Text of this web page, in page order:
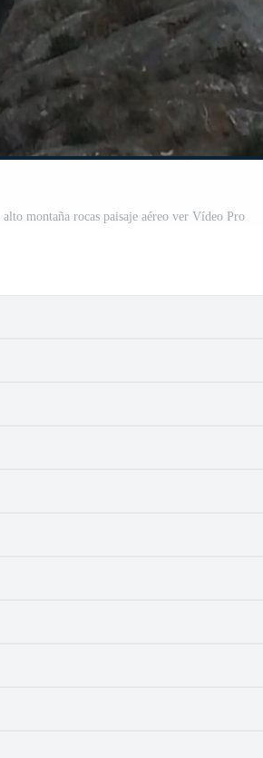
montaña rocas paisaje aéreo ver Vídeo Pro